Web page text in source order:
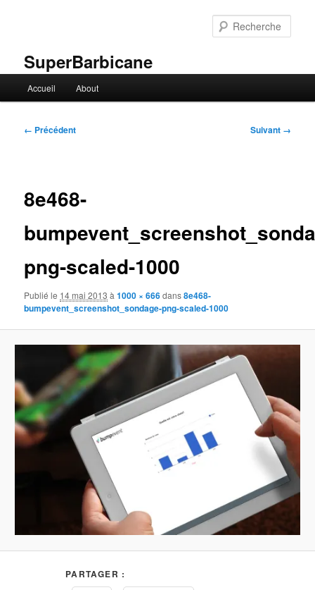
SuperBarbicane
principal
Accueil About
Navigation
← Précédent Suivant →
8e468-
png-scaled-1000
Publié le 14 mai 2013 à1000 × 666dans8e468-
bumpevent_screenshot_sondage-png-scaled-1000
PARTAGER :